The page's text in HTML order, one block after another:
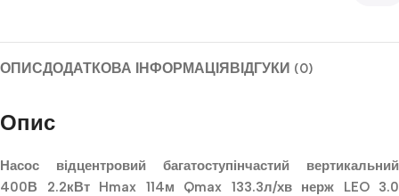
ОПИСДОДАТКОВА ІНФОРМАЦІЯВІДГУКИ (0)
Опис
Насос відцентровий багатоступінчастий вертикальний
400В 2.2кВт Hmax 114м Qmax 133.3л/хв нерж LEO 3.0